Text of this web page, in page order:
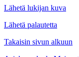
Lähetä lukijan kuva
Lähetä palautetta
Takaisin sivun alkuun